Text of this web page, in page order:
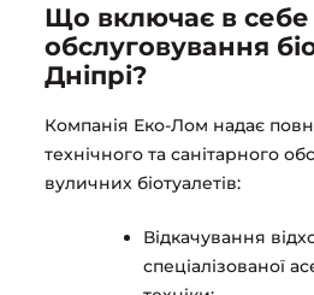
Що включає в себе
обслуговування
Дніпрі?
Компанія Еко-Лом надає
технічного та санітарного
вуличних біотуалетів:
Відкачування
спеціалізованої